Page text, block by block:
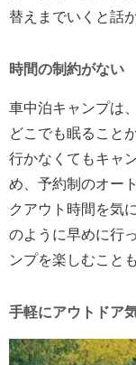
替えまでいくと話
時間の制約がない
車中泊キャンプは
どこでも眠ること
行かなくてもキャ
め、予約制のオー
クアウト時間を気
のように早めに行
ンプを楽しむこと
手軽にアウトドア